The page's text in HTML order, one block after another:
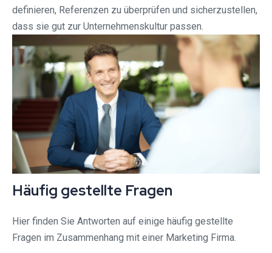
definieren, Referenzen zu überprüfen und sicherzustellen,
dass sie gut zur Unternehmenskultur passen.
Häufig gestellte Fragen
Hier finden Sie Antworten auf einige häufig gestellte
Fragen im Zusammenhang mit einer Marketing Firma.